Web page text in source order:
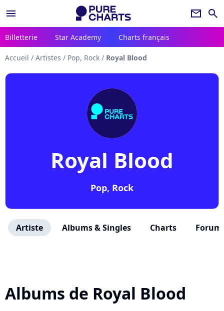
menu newsletter search
Billetterie Star Academy Charts français
Accueil / Artistes / Pop, Rock / Royal Blood
Royal Blood
Pop, Rock
Artiste Albums & Singles Charts
Albums de Royal Blood